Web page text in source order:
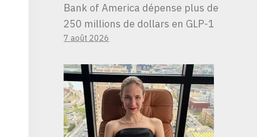
Bank of America dépense plus de
250 millions de dollars en GLP-1
7 août 2026